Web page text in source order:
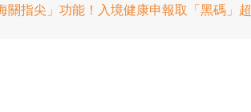
關指尖」功能！入境健康申報取「黑碼」超